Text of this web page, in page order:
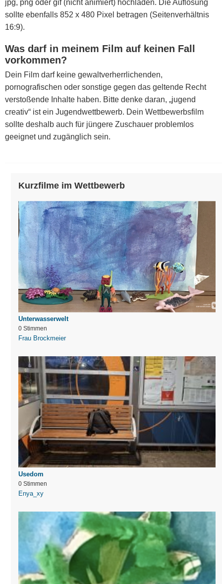
jpg, png oder gif (nicht animiert) hochladen. Die Auflösung
sollte ebenfalls 852 x 480 Pixel betragen (Seitenverhältnis
16:9).
Was darf in meinem Film auf keinen Fall
vorkommen?
Dein Film darf keine gewaltverherrlichenden,
pornografischen oder sonstige gegen das geltende Recht
verstoßende Inhalte haben. Bitte denke daran, „jugend
creativ“ ist ein Jugendwettbewerb. Dein Wettbewerbsfilm
sollte deshalb auch für jüngere Zuschauer problemlos
geeignet und zugänglich sein.
Kurzfilme im Wettbewerb
Unterwasserwelt
0 Stimmen
Frau Brockmeier
Usedom
0 Stimmen
Enya_xy